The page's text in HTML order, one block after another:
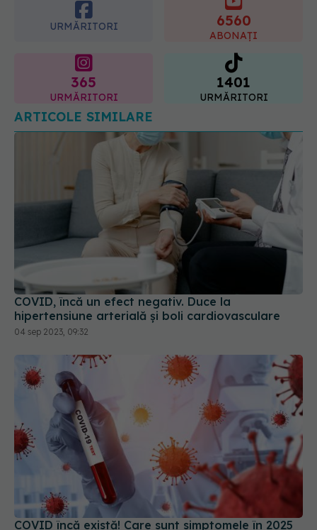
365 1401
URMĂRITORI
ARTICOLE SIMILARE
COVID, încă un efect negativ. Duce la
hipertensiune arterială și boli cardiovasculare
04 sep 2023, 09:32
COVID încă există! Care sunt simptomele în 2025
și cât timp durează. De ce ar fi bine să te testezi?
07 mai 2025, 11:08